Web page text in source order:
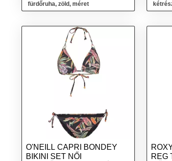
fürdőruha, zöld, méret
O'NEILL CAPRI BONDEY
BIKINI SET NŐI
REG